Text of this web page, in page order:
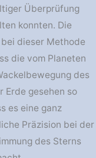
Überprüfung
konnten. Die
dieser Methode
die vom Planeten
des
Erde gesehen so
es eine ganz
Präzision bei der
des Sterns